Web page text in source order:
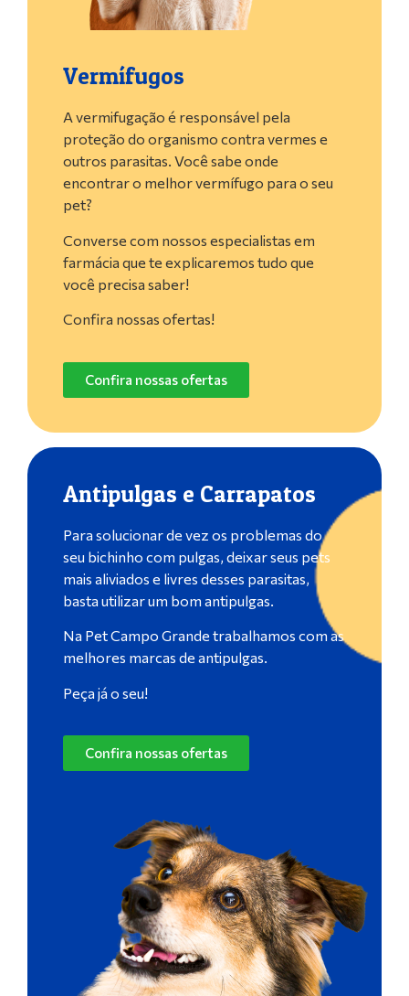
Vermífugos
A vermifugação é responsável pela
proteção do organismo contra vermes e
outros parasitas. Você sabe onde
encontrar o melhor vermífugo para o seu
pet?
Converse com nossos especialistas em
farmácia que te explicaremos tudo que
você precisa saber!
Confira nossas ofertas!
Confira nossas ofertas
Antipulgas e Carrapatos
Para solucionar de vez os problemas do
seu bichinho com pulgas, deixar seus pets
mais aliviados e livres desses parasitas,
basta utilizar um bom antipulgas.
Na Pet Campo Grande trabalhamos com as
melhores marcas de antipulgas.
Peça já o seu!
Confira nossas ofertas